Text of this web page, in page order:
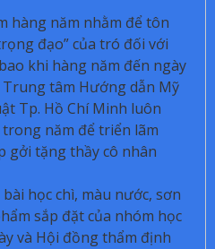
hàng năm nhằm để tôn
đạo” của tró đối với
khi hàng năm đến ngày
Trung tâm Hướng dẫn Mỹ
Tp. Hồ Chí Minh luôn
năm để triển lãm
gởi tặng thầy cô nhân
học chì, màu nước, sơn
sắp đặt của nhóm học
và Hội đồng thẩm định